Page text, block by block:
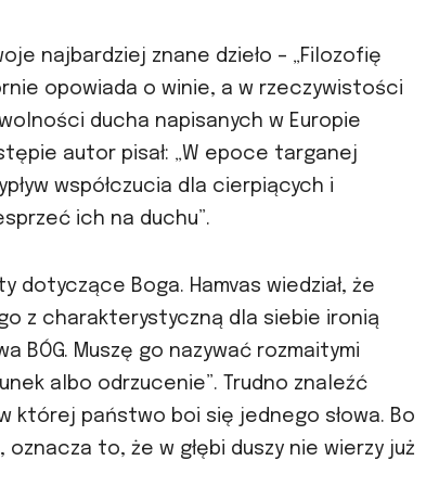
najbardziej znane dzieło – „Filozofię
opowiada o winie, a w rzeczywistości
ducha napisanych w Europie
autor pisał: „W epoce targanej
współczucia dla cierpiących i
ich na duchu”.
dotyczące Boga. Hamvas wiedział, że
z charakterystyczną dla siebie ironią
BÓG. Muszę go nazywać rozmaitymi
albo odrzucenie”. Trudno znaleźć
której państwo boi się jednego słowa. Bo
to, że w głębi duszy nie wierzy już